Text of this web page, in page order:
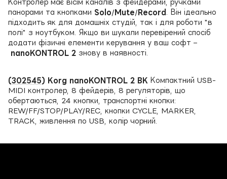
Контролер має вісім каналів з фейдерами, ручками
панорами та кнопками Solo /Mute /Record
. Він ідеально
підходить як для домашніх студій, так і для роботи "в
полі" з ноутбуком. Якщо ви шукали перевірений спосіб
додати фізичні елементи керування у ваш софт –
nanoKONTROL 2 знову в наявності.
(302545) Korg nanoKONTROL 2 BK Компактний USB-
MIDI контролер, 8 фейдерів, 8 регуляторів, що
обертаються, 24 кнопки, транспортні кнопки:
REW/FF/STOP/PLAY/REC, кнопки CYCLE, MARKER,
TRACK, живлення по USB, колір чорний.